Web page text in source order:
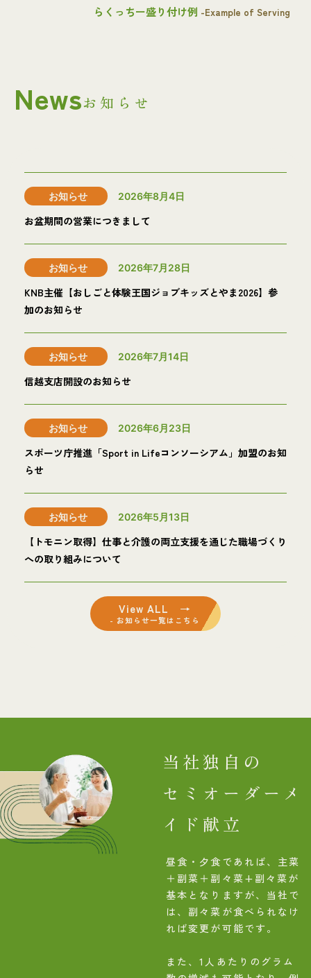
らくっちー盛り付け例 -Example of Serving
Newsお知らせ
お知らせ 2026年8月4日
お盆期間の営業につきまして
お知らせ 2026年7月28日
KNB主催【おしごと体験王国ジョブキッズとやま2026】参
加のお知らせ
お知らせ 2026年7月14日
信越支店開設のお知らせ
お知らせ 2026年6月23日
スポーツ庁推進「Sport in Lifeコンソーシアム」加盟のお知
らせ
お知らせ 2026年5月13日
【トモニン取得】仕事と介護の両立支援を通じた職場づくり
への取り組みについて
View ALL →
- お知らせ一覧はこちら
当社独自の
セミオーダーメ
イド献立
昼食・夕食であれば、主菜
＋副菜＋副々菜+副々菜が
基本となりますが、当社で
は、副々菜が食べられなけ
れば変更が可能です。
また、1人あたりのグラム